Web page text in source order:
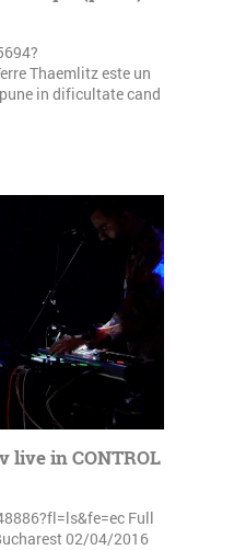
Thaemlitz este un
in dificultate cand
live in CONTROL
Full
02/04/2016